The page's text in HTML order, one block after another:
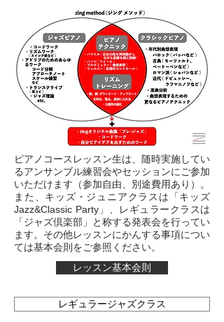
ピアノコースレッスン生は、随時実施してい
るアンサンブル練習会やセッションにご参加
いただけます（参加自由、別途費用あり） 。
また、キッズ・ ジュニアクラスは「キッズ
Jazz&Classic Party」、レギュラークラスは
「ジャズ倶楽部」と称する発表会を行ってい
ます。 その他レッスンにかんする事項につい
ては基本会則をご参照ください。
レッスン基本会則
レギュラージャズクラス